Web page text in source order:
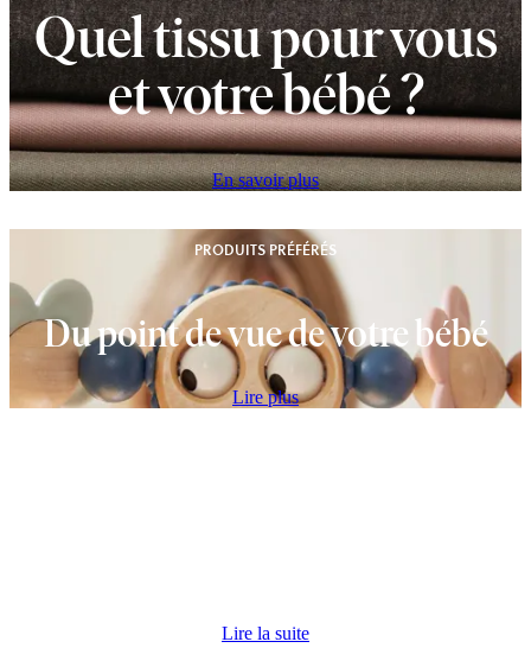
Quel tissu pour vous
et votre bébé ?
En savoir plus
PRODUITS PRÉFÉRÉS
Du point de vue de votre bébé
Lire plus
Lire la suite